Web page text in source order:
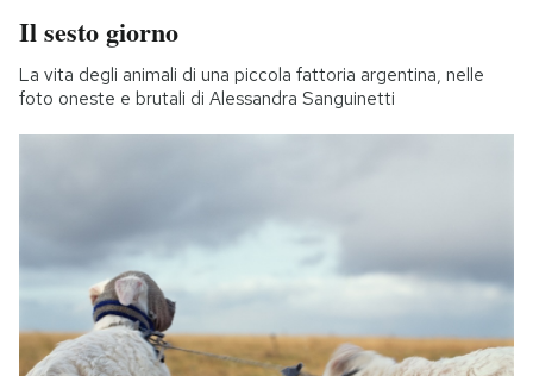
Il sesto giorno
La vita degli animali di una piccola fattoria argentina, nelle
foto oneste e brutali di Alessandra Sanguinetti